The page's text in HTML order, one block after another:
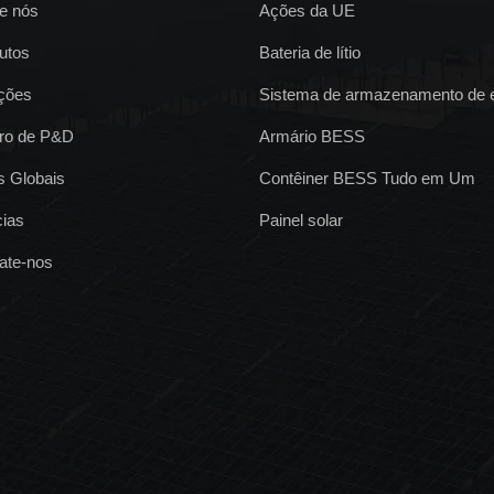
nós
de P&D
Globais
nos
Ações da UE
Bateria de lítio
Sistema de armazenamento de
Armário BESS
Contêiner BESS Tudo em Um
Painel solar